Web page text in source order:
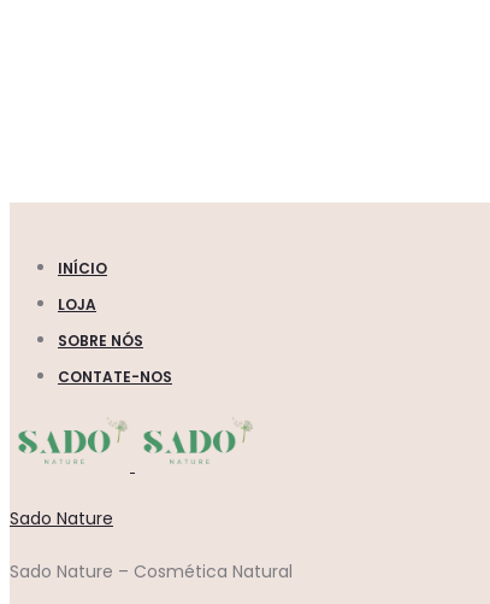
INÍCIO
LOJA
SOBRE NÓS
CONTATE-NOS
Sado Nature
Sado Nature – Cosmética Natural